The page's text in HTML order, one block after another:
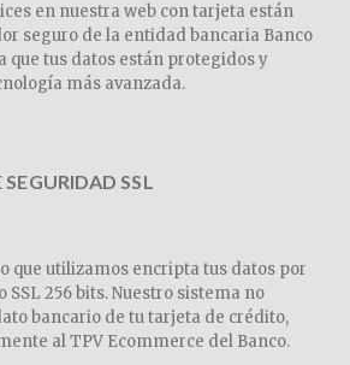
en nuestra web con tarjeta están
seguro de la entidad bancaria Banco
que tus datos están protegidos y
más avanzada.
SSL
que utilizamos encripta tus datos por
256 bits. Nuestro sistema no
bancario de tu tarjeta de crédito,
al TPV Ecommerce del Banco.